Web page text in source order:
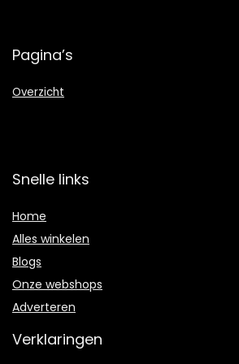
Pagina’s
Overzicht
Snelle links
Home
Alles winkelen
Blogs
Onze webshops
Adverteren
Verklaringen